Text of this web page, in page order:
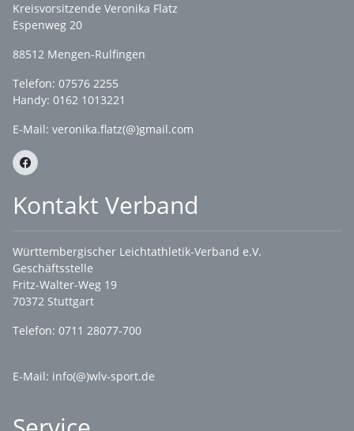
Kreisvorsitzende Veronika Flatz
Espenweg 20
88512 Mengen-Rulfingen
Telefon: 07576 2255
Handy: 0162 1013221
E-Mail: veronika.flatz(@)gmail.com
Kontakt Verband
Württembergischer Leichtathletik-Verband e.V.
Geschäftsstelle
Fritz-Walter-Weg 19
70372 Stuttgart
Telefon: 0711 28077-700
E-Mail: info(@)wlv-sport.de